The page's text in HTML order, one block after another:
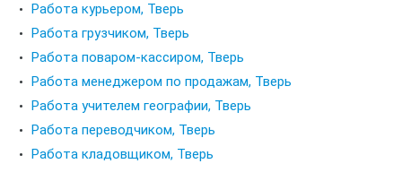
Работа курьером, Тверь
Работа грузчиком, Тверь
Работа поваром-кассиром, Тверь
Работа менеджером по продажам, Тверь
Работа учителем географии, Тверь
Работа переводчиком, Тверь
Работа кладовщиком, Тверь